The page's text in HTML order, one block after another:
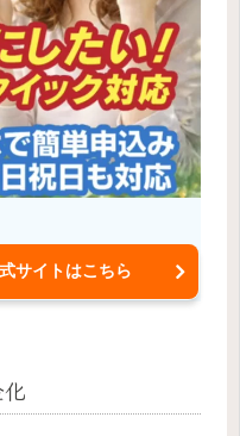
サイトはこちら